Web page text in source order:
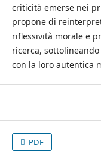
criticità emerse nei
propone di
riflessività morale e
ricerca,
con la loro autentica
PDF